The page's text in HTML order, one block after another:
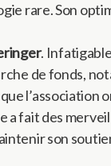
rare. Son
.
de fonds,
l’association
a fait des
son